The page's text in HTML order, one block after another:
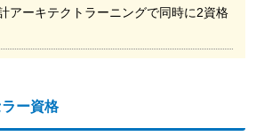
アーキテクトラーニングで同時に2資格
ー資格